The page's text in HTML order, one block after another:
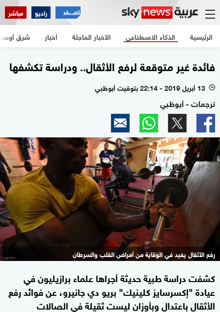
راديو مباشر
الرئيسية الأخبار العاجلة أخبار شرق الذكاء الاصطناعي
فائدة غير متوقعة لرفع الأثقال.. ودراسة تكشفها
l 13 أبريل 2019 - 22:14 بتوقيت أبوظبي
ترجمات - أبوظبي
رفع الأثقال يفيد في الوقاية من أمراض القلب والسرطان
كشفت دراسة طبية حديثة أجراها علماء برازيليون في
عيادة "إكسرسايز كلينيك" بريو دي جانيرو، عن فوائد رفع
الأثقال باعتدال وبأوزان ليست ثقيلة في الصالات